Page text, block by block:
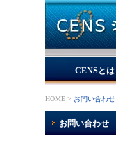
CENSとは
HOME > お問い合わせ
お問い合わせ